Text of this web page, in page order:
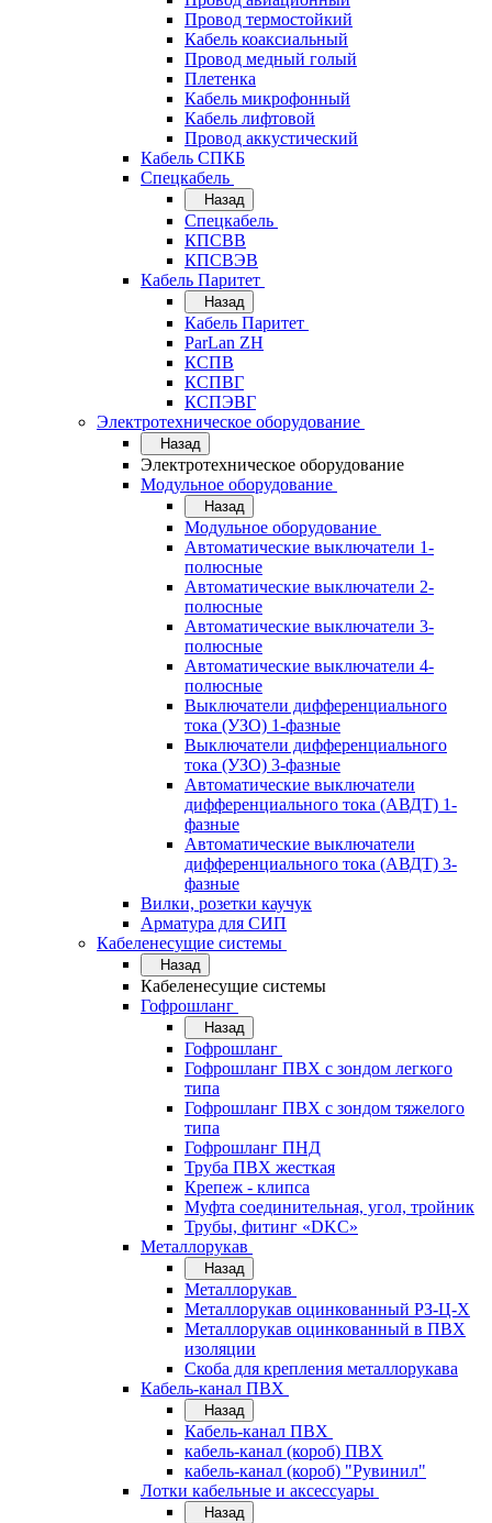
Провод термостойкий
Кабель коаксиальный
Провод медный голый
Плетенка
Кабель микрофонный
Кабель лифтовой
Провод аккустический
Кабель СПКБ
Спецкабель
Назад
Спецкабель
КПСВВ
КПСВЭВ
Кабель Паритет
Назад
Кабель Паритет
ParLan ZH
КСПВ
КСПВГ
КСПЭВГ
Электротехническое оборудование
Назад
Электротехническое оборудование
Модульное оборудование
Назад
Модульное оборудование
Автоматические выключатели 1-
полюсные
Автоматические выключатели 2-
полюсные
Автоматические выключатели 3-
полюсные
Автоматические выключатели 4-
полюсные
Выключатели дифференциального
тока (УЗО) 1-фазные
Выключатели дифференциального
тока (УЗО) 3-фазные
Автоматические выключатели
дифференциального тока (АВДТ) 1-
фазные
Автоматические выключатели
дифференциального тока (АВДТ) 3-
фазные
Вилки, розетки каучук
Арматура для СИП
Кабеленесущие системы
Назад
Кабеленесущие системы
Гофрошланг
Назад
Гофрошланг
Гофрошланг ПВХ с зондом легкого
типа
Гофрошланг ПВХ с зондом тяжелого
типа
Гофрошланг ПНД
Труба ПВХ жесткая
Крепеж - клипса
Муфта соединительная, угол, тройник
Трубы, фитинг «DKC»
Металлорукав
Назад
Металлорукав
Металлорукав оцинкованный РЗ-Ц-Х
Металлорукав оцинкованный в ПВХ
изоляции
Скоба для крепления металлорукава
Кабель-канал ПВХ
Назад
Кабель-канал ПВХ
кабель-канал (короб) ПВХ
кабель-канал (короб) "Рувинил"
Лотки кабельные и аксессуары
Назад